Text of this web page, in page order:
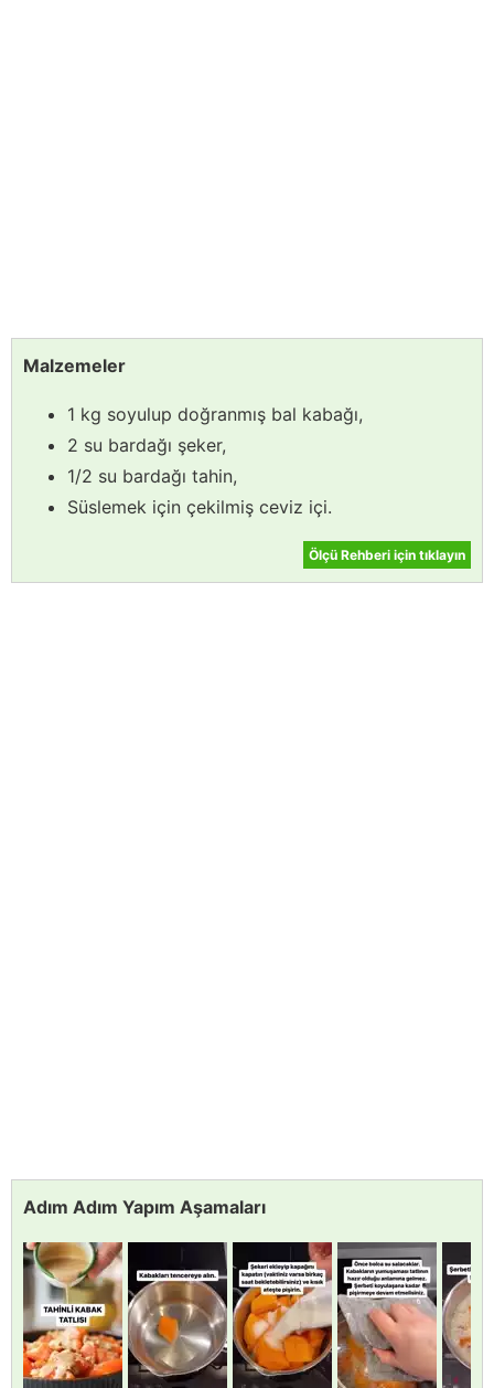
Malzemeler
1 kg soyulup doğranmış bal kabağı,
2 su bardağı şeker,
1/2 su bardağı tahin,
Süslemek için çekilmiş ceviz içi.
Ölçü Rehberi için tıklayın
Adım Adım Yapım Aşamaları